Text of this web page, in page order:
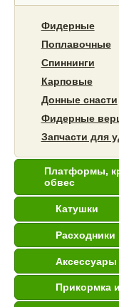
Фидерные
Поплавочные
Спиннинги
Карповые
Донные снасти
Фидерные
Запчасти для
Платформы,
обвес
Катушки
Расходники
Аксессуары
Прикормка